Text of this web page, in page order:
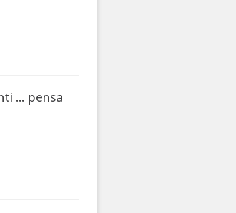
… pensa